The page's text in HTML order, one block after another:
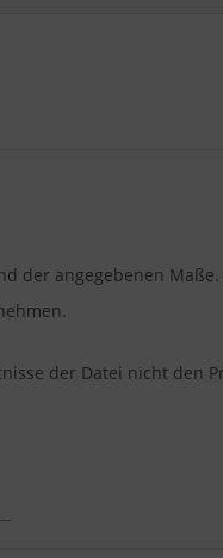
der angegebenen Maße.
der Datei nicht den